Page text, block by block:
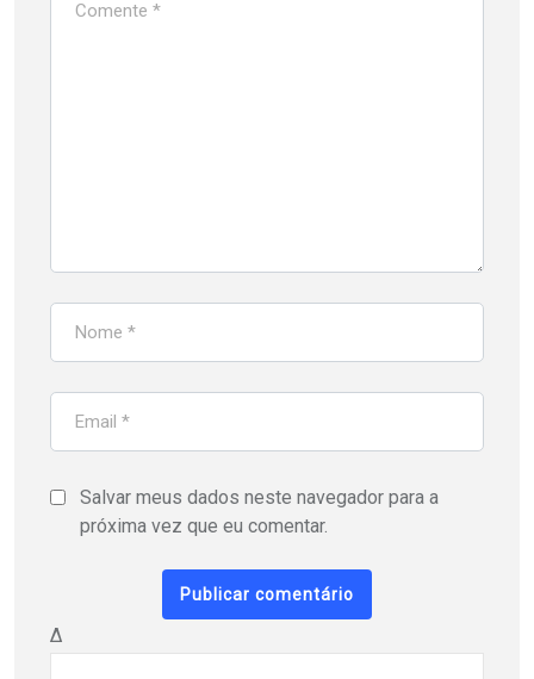
Salvar meus dados neste navegador para a
próxima vez que eu comentar.
Δ